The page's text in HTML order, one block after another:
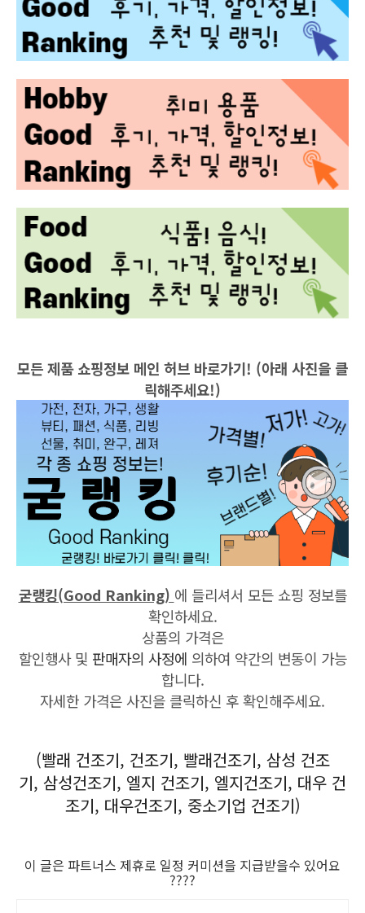
모든 제품 쇼핑정보 메인 허브 바로가기! (아래 사진을 클
릭해주세요!)
굳랭킹(Good Ranking) 에 들리셔서 모든 쇼핑 정보를
확인하세요.
상품의 가격은
할인행사 및 판매자의 사정에 의하여 약간의 변동이 가능
합니다.
자세한 가격은 사진을 클릭하신 후 확인해주세요.
(빨래 건조기, 건조기, 빨래건조기, 삼성 건조
기, 삼성건조기, 엘지 건조기, 엘지건조기, 대우 건
조기, 대우건조기, 중소기업 건조기)
이 글은 파트너스 제휴로 일정 커미션을 지급받을수 있어요
????